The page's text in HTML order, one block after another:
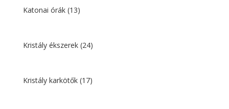
Katonai órák (13)
Kristály ékszerek (24)
Kristály karkötők (17)